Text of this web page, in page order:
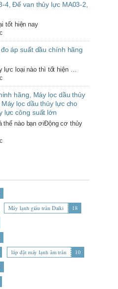
4, Đế van thủy lực MA03-2,
tốt hiện nay
áp suất dầu chính hãng
lực loại nào thì tốt hiện …
hãng, Máy lọc dầu thủy
lọc dầu thủy lực cho
lực công suất lớn
thế nào bạn ơiĐộng cơ thủy
Máy lạnh giấu trần Daiki
18
lắp đặt máy lạnh âm trần
10